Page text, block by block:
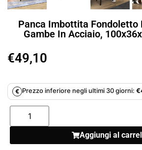
Panca Imbottita Fondoletto
Gambe In Acciaio,
€49,10
€ Prezzo inferiore negli ultimi 30 giorni: €
Aggiungi al